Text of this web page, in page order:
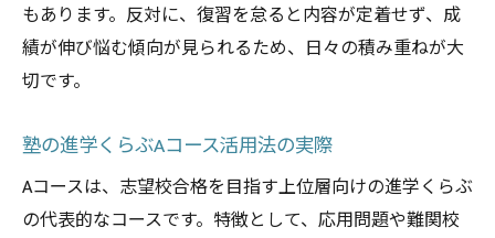
もあります。反対に、復習を怠ると内容が定着せず、成
績が伸び悩む傾向が見られるため、日々の積み重ねが大
切です。
塾の進学くらぶAコース活用法の実際
Aコースは、志望校合格を目指す上位層向けの進学くらぶ
の代表的なコースです。特徴として、応用問題や難関校